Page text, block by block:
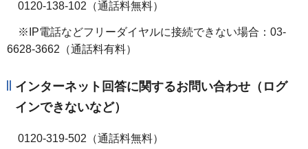
0120-138-102（通話料無料）
※IP電話などフリーダイヤルに接続できない場合：03-
6628-3662（通話料有料）
インターネット回答に関するお問い合わせ（ログ
インできないなど）
0120-319-502（通話料無料）